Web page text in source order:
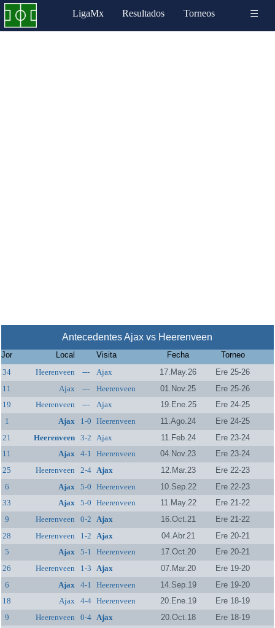
LigaMx Resultados Torneos ☰
Antecedentes Ajax vs Heerenveen
Jor Local Visita Fecha
Torneo
34
Heerenveen --- Ajax 17.May.26
Ere 25-26
11
Ajax --- Heerenveen 01.Nov.25
Ere 25-26
19
Heerenveen --- Ajax 19.Ene.25
Ere 24-25
1
Ajax 1-0 Heerenveen 11.Ago.24
Ere 24-25
21
Heerenveen 3-2 Ajax 11.Feb.24
Ere 23-24
11
Ajax 4-1 Heerenveen 04.Nov.23
Ere 23-24
25
Heerenveen 2-4 Ajax 12.Mar.23
Ere 22-23
6
Ajax 5-0 Heerenveen 10.Sep.22
Ere 22-23
33
Ajax 5-0 Heerenveen 11.May.22
Ere 21-22
9
Heerenveen 0-2 Ajax 16.Oct.21
Ere 21-22
28
Heerenveen 1-2 Ajax 04.Abr.21
Ere 20-21
5
Ajax 5-1 Heerenveen 17.Oct.20
Ere 20-21
26
Heerenveen 1-3 Ajax 07.Mar.20
Ere 19-20
6
Ajax 4-1 Heerenveen 14.Sep.19
Ere 19-20
18
Ajax 4-4 Heerenveen 20.Ene.19
Ere 18-19
9
Heerenveen 0-4 Ajax 20.Oct.18
Ere 18-19